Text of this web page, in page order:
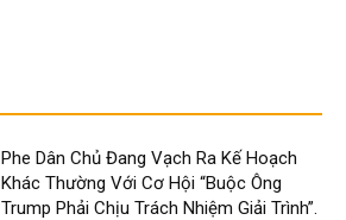
Phe Dân Chủ Đang Vạch Ra Kế Hoạch
Khác Thường Với Cơ Hội “Buộc Ông
Trump Phải Chịu Trách Nhiệm Giải Trình”.